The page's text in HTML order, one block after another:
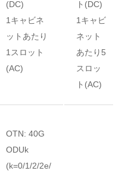
(DC)
1キャビネ
ットあたり
1スロット
(AC)
ト(DC)
1キャビ
ネット
あたり5
スロッ
ト(AC)
OTN: 40G
ODUk
(k=0/1/2/2e/